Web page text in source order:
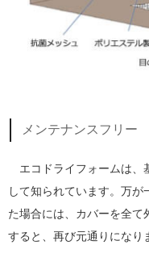
メンテナンスフリー
エコドライフォームは、
して知られています。万
た場合には、カバーを全て
すると、再び元通りになり